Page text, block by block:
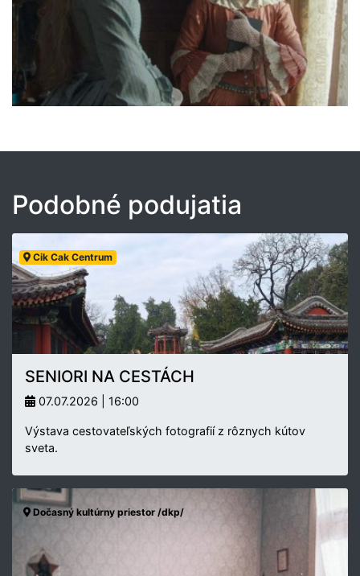
Podobné podujatia
Cik Cak Centrum
SENIORI NA CESTÁCH
07.07.2026 | 16:00
Výstava cestovateľských fotografií z rôznych kútov
sveta.
Dočasný kultúrny priestor /dkp/